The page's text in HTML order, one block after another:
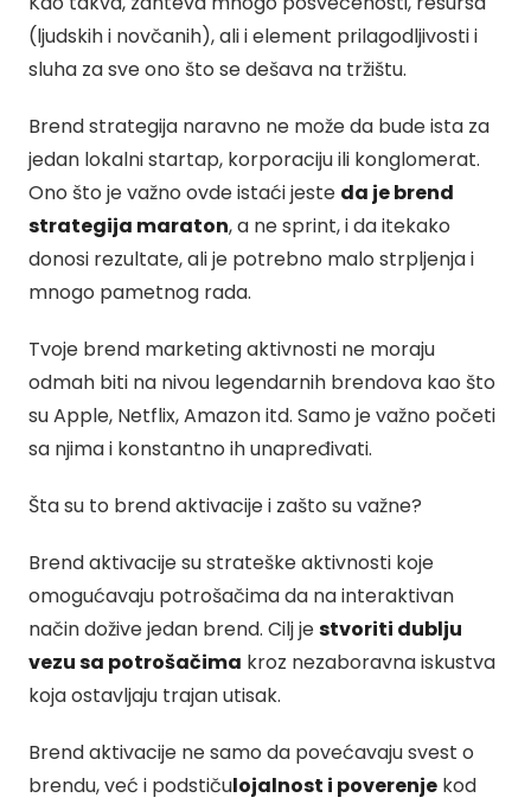
(ljudskih i novčanih), ali i element prilagodljivosti i
sluha za sve ono što se dešava na tržištu.
Brend strategija naravno ne može da bude ista za
jedan lokalni startap, korporaciju ili konglomerat.
Ono što je važno ovde istaći jeste da je brend
strategija maraton, a ne sprint, i da itekako
donosi rezultate, ali je potrebno malo strpljenja i
mnogo pametnog rada.
Tvoje brend marketing aktivnosti ne moraju
odmah biti na nivou legendarnih brendova kao što
su Apple, Netflix, Amazon itd. Samo je važno početi
sa njima i konstantno ih unapređivati.
Šta su to brend aktivacije i zašto su važne?
Brend aktivacije su strateške aktivnosti koje
omogućavaju potrošačima da na interaktivan
način dožive jedan brend. Cilj jestvoriti dublju
vezu sa potrošačima kroz nezaboravna iskustva
koja ostavljaju trajan utisak.
Brend aktivacije ne samo da povećavaju svest o
brendu, već i podstičulojalnost i poverenje kod